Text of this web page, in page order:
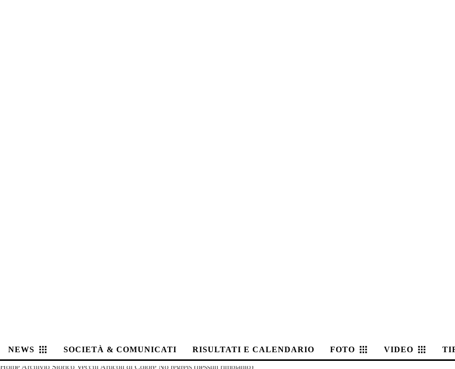
NEWS SOCIETÀ & COMUNICATI RISULTATI E CALENDARIO FOTO VIDEO
Home Archivio Storico Vecchi Articoli di Colore No regrets (nessun rimpianto)